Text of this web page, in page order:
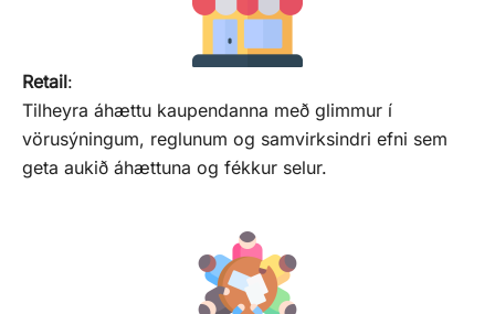
Retail:
Tilheyra áhættu kaupendanna með glimmur í
vörusýningum, reglunum og samvirksindri efni sem
geta aukið áhættuna og fékkur selur.